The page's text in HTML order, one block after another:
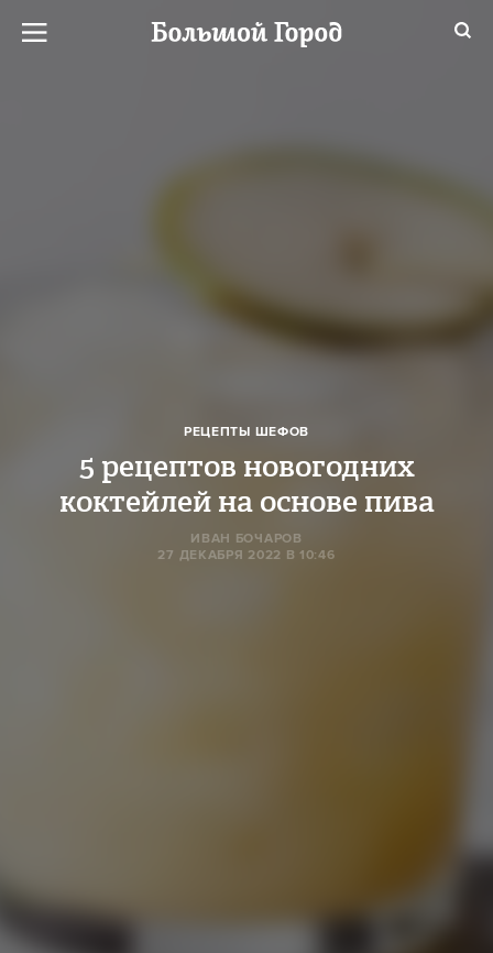
РЕЦЕПТЫ ШЕФОВ
5 рецептов новогодних
коктейлей на основе пива
ИВАН БОЧАРОВ
27 ДЕКАБРЯ 2022 В 10:46